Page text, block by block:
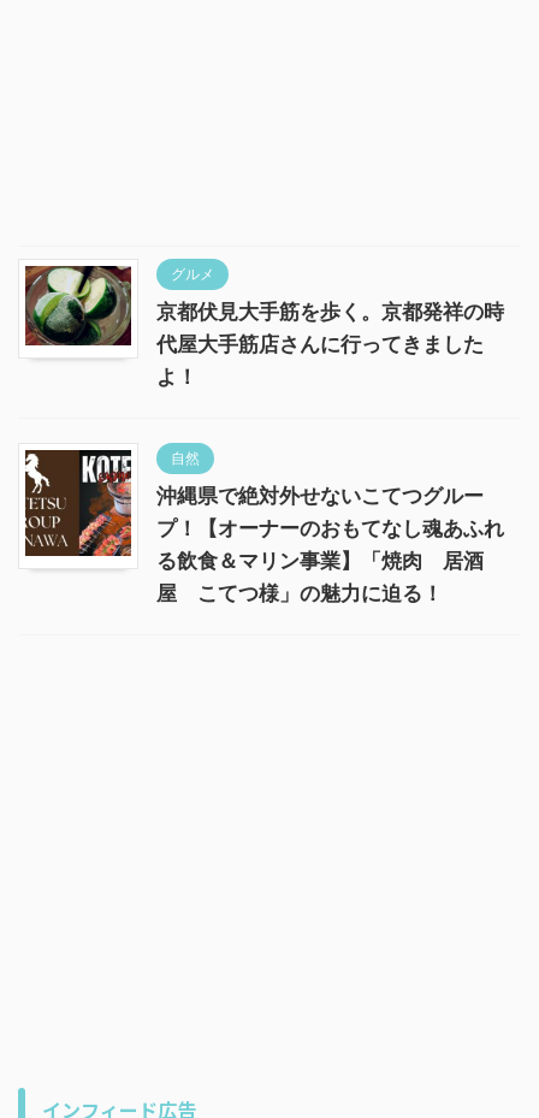
グルメ
京都伏見大手筋を歩く。京都発祥の時
代屋大手筋店さんに行ってきました
よ！
自然
沖縄県で絶対外せないこてつグルー
プ！【オーナーのおもてなし魂あふれ
る飲食＆マリン事業】「焼肉 居酒
屋 こてつ様」の魅力に迫る！
インフィード広告